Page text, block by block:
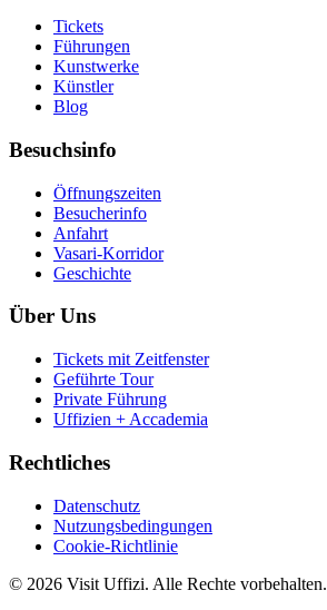
Tickets
Führungen
Kunstwerke
Künstler
Blog
Besuchsinfo
Öffnungszeiten
Besucherinfo
Anfahrt
Vasari-Korridor
Geschichte
Über Uns
Tickets mit Zeitfenster
Geführte Tour
Private Führung
Uffizien + Accademia
Rechtliches
Datenschutz
Nutzungsbedingungen
Cookie-Richtlinie
© 2026 Visit Uffizi. Alle Rechte vorbehalten.